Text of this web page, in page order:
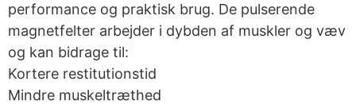
performance og praktisk brug. De pulserende
magnetfelter arbejder i dybden af muskler og væv
og kan bidrage til:
Kortere restitutionstid
Mindre muskeltræthed